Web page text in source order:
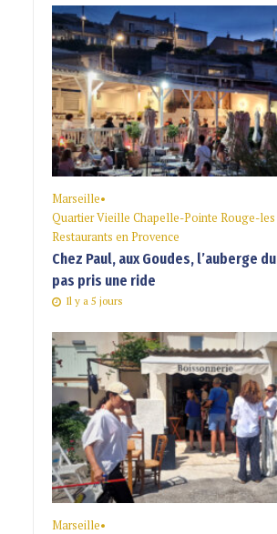
Marseille•
Quartier Vieille Chapelle-Pointe Rouge-les
Restaurants en Provence
Chez Paul, aux Goudes, l’auberge
pas pris une ride
Il y a 5 jours
Marseille•